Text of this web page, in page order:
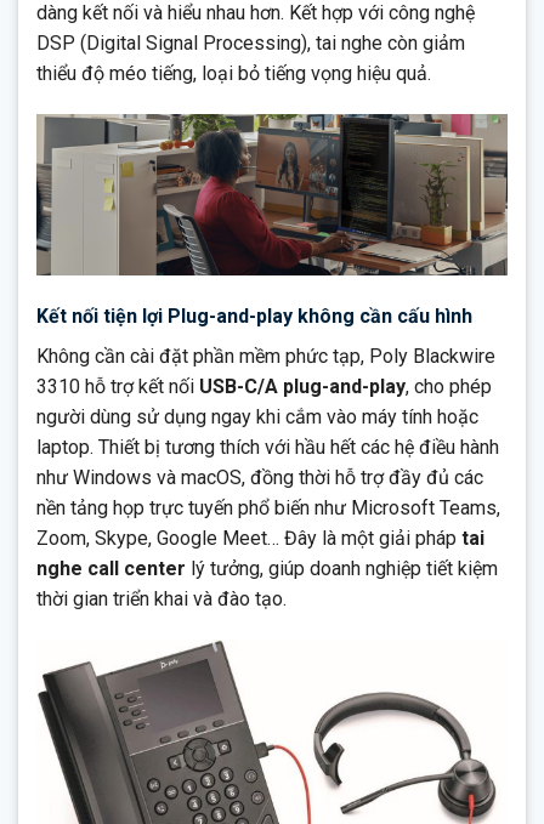
dàng kết nối và hiểu nhau hơn. Kết hợp với công nghệ
DSP (Digital Signal Processing), tai nghe còn giảm
thiểu độ méo tiếng, loại bỏ tiếng vọng hiệu quả.
Kết nối tiện lợi Plug-and-play không cần cấu hình
Không cần cài đặt phần mềm phức tạp, Poly Blackwire
3310 hỗ trợ kết nối USB-C/A plug-and-play, cho phép
người dùng sử dụng ngay khi cắm vào máy tính hoặc
laptop. Thiết bị tương thích với hầu hết các hệ điều hành
như Windows và macOS, đồng thời hỗ trợ đầy đủ các
nền tảng họp trực tuyến phổ biến như Microsoft Teams,
Zoom, Skype, Google Meet… Đây là một giải pháp tai
nghe call center lý tưởng, giúp doanh nghiệp tiết kiệm
thời gian triển khai và đào tạo.